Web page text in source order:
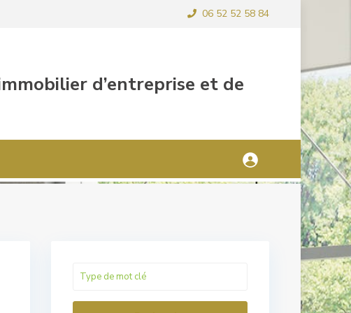
06 52 52 58 84